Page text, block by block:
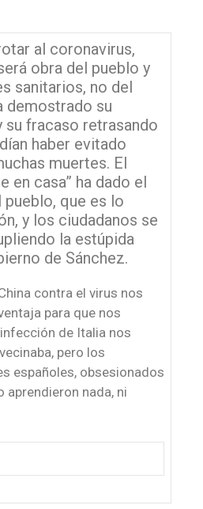
al coronavirus,
obra del pueblo y
sanitarios, no del
demostrado su
su fracaso retrasando
haber evitado
muertes. El
en casa” ha dado el
que es lo
y los ciudadanos se
la estúpida
de Sánchez.
contra el virus nos
para que nos
de Italia nos
pero los
españoles, obsesionados
aprendieron nada, ni